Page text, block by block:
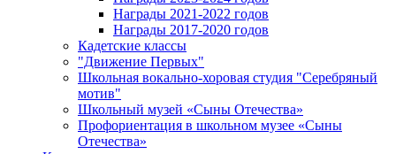
Награды 2021-2022 годов
Награды 2017-2020 годов
Кадетские классы
"Движение Первых"
Школьная вокально-хоровая студия "Серебряный
мотив"
Школьный музей «Сыны Отечества»
Профориентация в школьном музее «Сыны
Отечества»